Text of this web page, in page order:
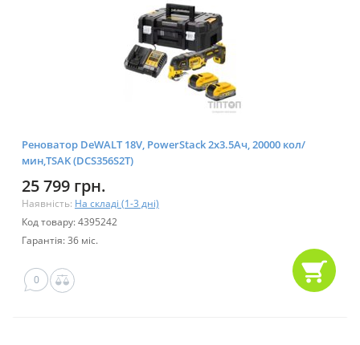
Реноватор DeWALT 18V, PowerStack 2x3.5Ач, 20000 кол/
мин,TSAK (DCS356S2T)
25 799 грн.
Наявність: На складі (1-3 дні)
Код товару: 4395242
Гарантія: 36 міс.
0